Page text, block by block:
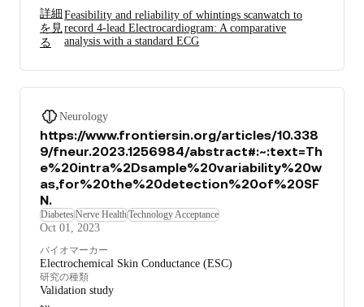
詳細
を見
る
Feasibility and reliability of whintings scanwatch to
record 4-lead Electrocardiogram: A comparative
analysis with a standard ECG
Neurology
https://www.frontiersin.org/articles/10.338
9/fneur.2023.1256984/abstract#:~:text=Th
e%20intra%2Dsample%20variability%20w
as,for%20the%20detection%20of%20SF
N.
DiabetesNerve HealthTechnology Acceptance
Oct 01, 2023
バイオマーカー
Electrochemical Skin Conductance (ESC)
研究の種類
Validation study